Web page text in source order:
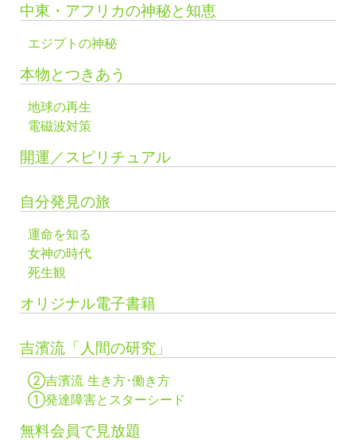
中東・アフリカの神秘と知恵
エジプトの神秘
本物とつきあう
地球の再生
電磁波対策
開運／スピリチュアル
自分発見の旅
運命を知る
女神の時代
死生観
オリジナル電子書籍
吉濱流「人間の研究」
②吉濱流 生き方･働き方
①発達障害とスターシード
無料会員で見放題